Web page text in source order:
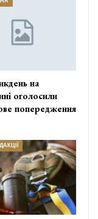
на
оголосили
попередження